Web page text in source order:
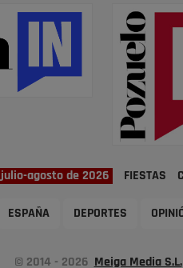
julio-agosto de 2026 FIESTAS
ESPAÑA DEPORTES
© 2014 - 2026 Meiga Media S.L.